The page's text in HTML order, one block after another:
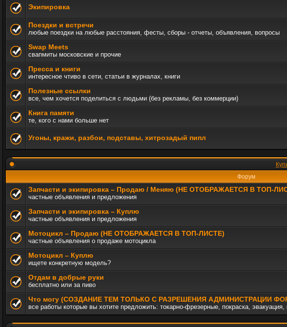
Экипировка
Поездки и встречи
любые поездки на любые расстояния, фесты, сборы - отчеты, объявления, вопросы
Swap Meets
свапмиты московские и прочие
Пресса и книги
интересное чтиво в сети, статьи в журналах, книги
Полезные ссылки
все, чем хочется поделиться с людьми (без рекламы, без коммерции)
Книга памяти
те, кого с нами больше нет
Угоны, кражи, разбои, подставы, хитрозадый пипл
Форум
Запчасти и экипировка – Продаю / Меняю (НЕ ОТОБРАЖАЕТСЯ В ТОП-
частные объявления и предложения
Запчасти и экипировка – Куплю
частные объявления и предложения
Мотоцикл – Продаю (НЕ ОТОБРАЖАЕТСЯ В ТОП-ЛИСТЕ)
частные объявления о продаже мотоцикла
Мотоцикл – Куплю
ищете конкретную модель?
Отдам в добрые руки
бесплатно или за пиво
Что могу (СОЗДАНИЕ ТЕМ ТОЛЬКО С РАЗРЕШЕНИЯ АДМИНИСТРАЦИИ
все работы которые вы хотите предложить: токарно-фрезерные, покраска, эвакуация,